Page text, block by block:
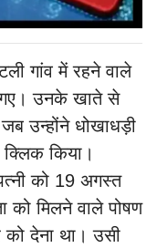
गांव में रहने वाले
गए। उनके खाते से
उन्होंने धोखाधड़ी
क्लिक किया।
को 19 अगस्त
को मिलने वाले पोषण
देना था। उसी